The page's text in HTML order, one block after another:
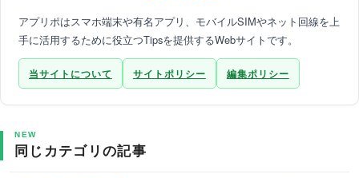
アプリポはスマホ端末や有名アプリ、モバイルSIMやネット回線を上
手に活用するために役立つTipsを提供するWebサイトです。
当サイトについて サイトポリシー 編集ポリシー
NEW
同じカテゴリの記事